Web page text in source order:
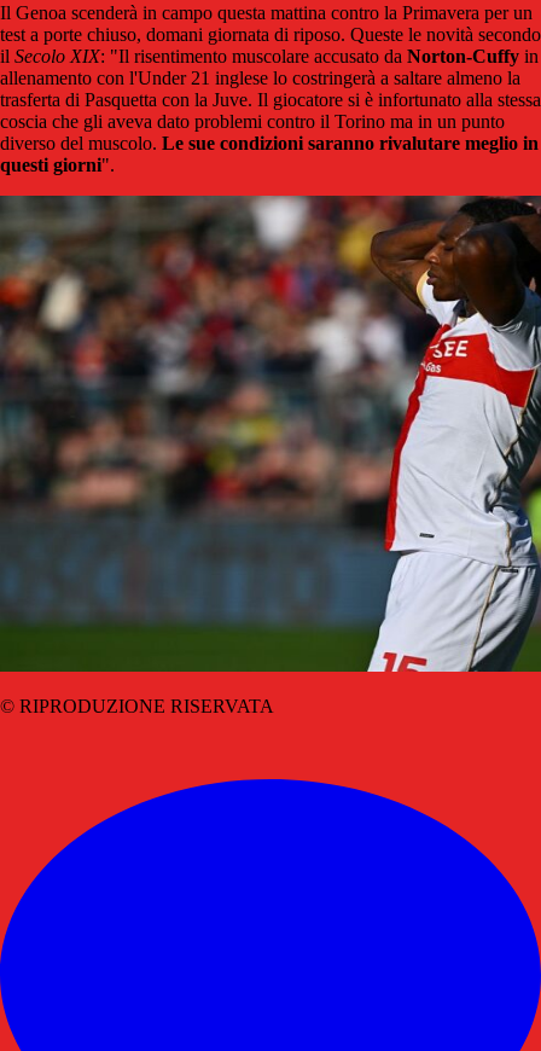
Il Genoa scenderà in campo questa mattina contro la Primavera per un
test a porte chiuso, domani giornata di riposo. Queste le novità secondo
il Secolo XIX: "Il risentimento muscolare accusato da Norton-Cuffy in
allenamento con l'Under 21 inglese lo costringerà a saltare almeno la
trasferta di Pasquetta con la Juve. Il giocatore si è infortunato alla stessa
coscia che gli aveva dato problemi contro il Torino ma in un punto
diverso del muscolo. Le sue condizioni saranno rivalutare meglio in
questi giorni".
© RIPRODUZIONE RISERVATA